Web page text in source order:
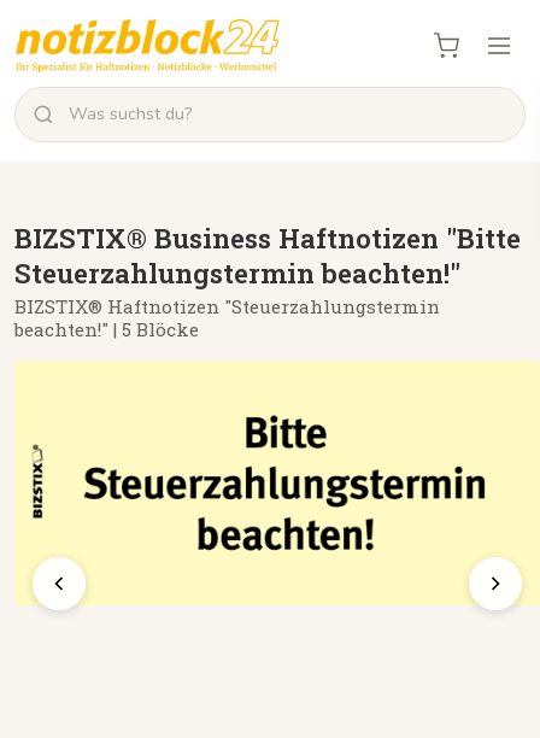
BIZSTIX® Business Haftnotizen "Bitte
Steuerzahlungstermin beachten!"
BIZSTIX® Haftnotizen "Steuerzahlungstermin
beachten!" | 5 Blöcke